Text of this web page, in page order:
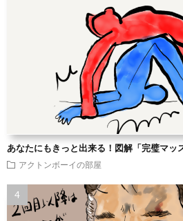
あなたにもきっと出来る！図解「完璧マッ
アクトンボーイの部屋